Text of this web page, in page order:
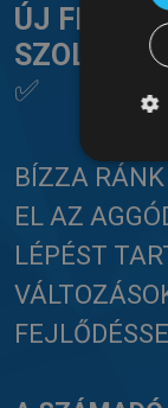
ÚJ
✅
BÍZZA
EL AZ
LÉPÉST